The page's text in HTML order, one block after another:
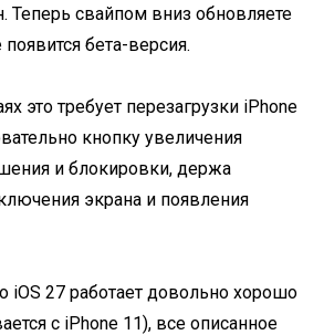
Теперь свайпом вниз обновляете
бета-версия.
это требует перезагрузки iPhone
кнопку увеличения
и блокировки, держа
экрана и появления
iOS 27 работает довольно хорошо
с iPhone 11), все описанное